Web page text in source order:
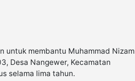
untuk membantu Muhammad Nizam
Desa Nangewer, Kecamatan
selama lima tahun.